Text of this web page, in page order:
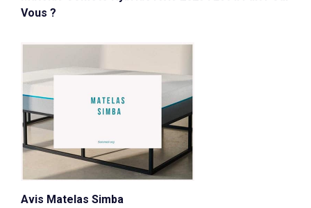
Vous ?
Avis Matelas Simba